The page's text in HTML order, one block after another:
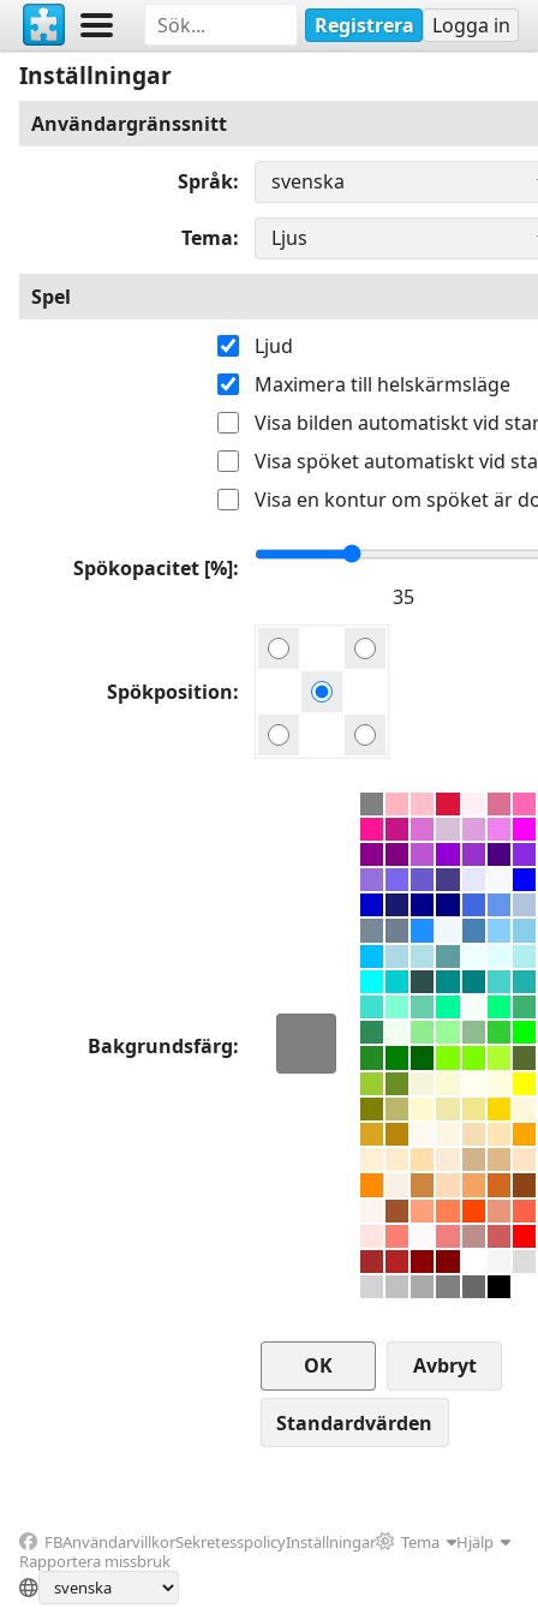
Registrera Logga in
Inställningar
Användargränssnitt
Språk
Tema
Spel
Ljud
Maximera till helskärmsläge
Visa bilden automatiskt vid
Visa spöket automatiskt vid
Visa en kontur om spöket är
Spökopacitet [%]
Spökposition
Bakgrundsfärg
Avbryt
FBAnvändarvillkorSekretesspolicyInställningar Tema
Hjälp
Rapportera missbruk